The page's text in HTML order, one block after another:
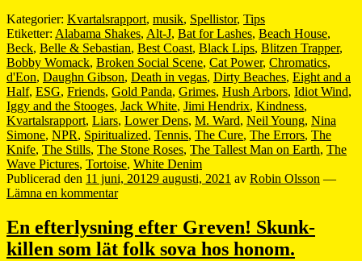
Kategorier: Kvartalsrapport, musik, Spellistor, Tips
Etiketter: Alabama Shakes, Alt-J, Bat for Lashes, Beach House,
Beck, Belle & Sebastian, Best Coast, Black Lips, Blitzen Trapper,
Bobby Womack, Broken Social Scene, Cat Power, Chromatics,
d'Eon, Daughn Gibson, Death in vegas, Dirty Beaches, Eight and a
Half, ESG, Friends, Gold Panda, Grimes, Hush Arbors, Idiot Wind,
Iggy and the Stooges, Jack White, Jimi Hendrix, Kindness,
Kvartalsrapport, Liars, Lower Dens, M. Ward, Neil Young, Nina
Simone, NPR, Spiritualized, Tennis, The Cure, The Errors, The
Knife, The Stills, The Stone Roses, The Tallest Man on Earth, The
Wave Pictures, Tortoise, White Denim
Publicerad den 11 juni, 20129 augusti, 2021 av Robin Olsson —
Lämna en kommentar
En efterlysning efter Greven! Skunk-
killen som lät folk sova hos honom.